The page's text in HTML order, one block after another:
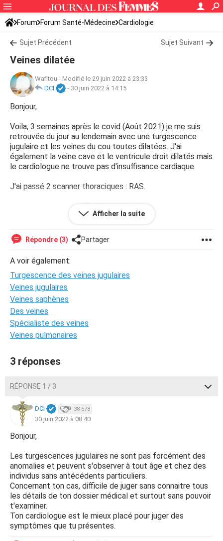
Forum Forum Santé-Médecine Cardiologie
Sujet Précédent Sujet Suivant
Veines dilatée
Wafitou - Modifié le 29 juin 2022 à 23:33
DCI
- 30 juin 2022 à 14:15
Bonjour,
Voila, 3 semaines après le covid (Août 2021) je me suis
retrouvée du jour au lendemain avec une turgescence
jugulaire et les veines du cou toutes dilatées. J'ai
également la veine cave et le ventricule droit dilatés mais
le cardiologue ne trouve pas d'insuffisance cardiaque.
J'ai passé 2 scanner thoraciques : RAS.
Maintenant j'ai des difficultés à bien respirer mais la
Avez-vous déjà eu la même chose ? La turgescence
jugulaire peut-elle être due à une inflammation suite au
Covid ? Sachant que j'ai eu la thyroïde qui a gonflé avec le
Covid. Un goître peut-il causer une turgescence ?
Merci d'avance.
Afficher la suite
Répondre (3) Partager
A voir également:
Turgescence des veines jugulaires
Veines jugulaires
Veines saphènes
Des veines
Spécialiste des veines
Veines pulmonaires
3 réponses
RÉPONSE 1 / 3
DCI 38 578
30 juin 2022 à 08:40
Bonjour,
Les turgescences jugulaires ne sont pas forcément des
anomalies et peuvent s'observer à tout âge et chez des
individus sans antécédents particuliers.
Concernant ton cas, difficile de juger sans connaitre tous
les détails de ton dossier médical et surtout sans pouvoir
t'examiner.
Ton cardiologue est le mieux placé pour juger des
symptômes que tu présentes.